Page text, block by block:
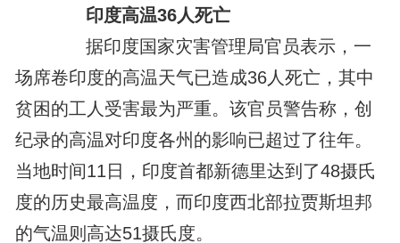
印度高温36人死亡
据印度国家灾害管理局官员表示，一
场席卷印度的高温天气已造成36人死亡，其中
贫困的工人受害最为严重。该官员警告称，创
纪录的高温对印度各州的影响已超过了往年。
当地时间11日，印度首都新德里达到了48摄氏
度的历史最高温度，而印度西北部拉贾斯坦邦
的气温则高达51摄氏度。